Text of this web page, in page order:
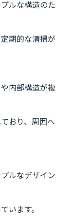
ルな構造のた
期的な清掃が
内部構造が複
おり、周囲へ
ルなデザイン
います。